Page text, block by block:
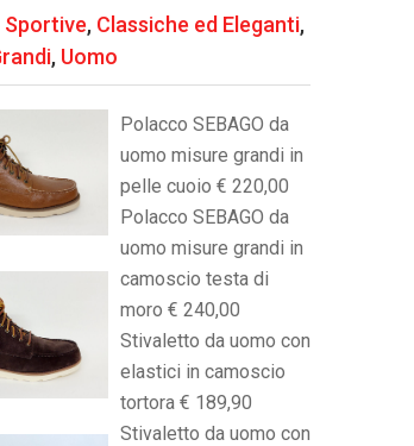
Sportive, Classiche ed Eleganti,
, Uomo
Polacco SEBAGO da
uomo misure grandi in
pelle cuoio € 220,00
Polacco SEBAGO da
uomo misure grandi in
camoscio testa di
moro € 240,00
Stivaletto da uomo con
elastici in camoscio
tortora € 189,90
Stivaletto da uomo con